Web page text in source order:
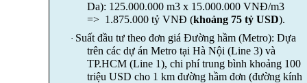
Da): 125.000.000 m3x 15.000.000 VNĐ/m3
=> 1.875.000 tỷ VNĐ (khoảng 75 tỷ USD).
· Suất đầu tư theo đơn giá Đường hầm (Metro):Dựa
trên các dự án Metro tại Hà Nội (Line 3) và
TP.HCM (Line 1), chi phí trung bình khoảng 100
triệu USD cho 1 km đường hầm đơn (đường kính